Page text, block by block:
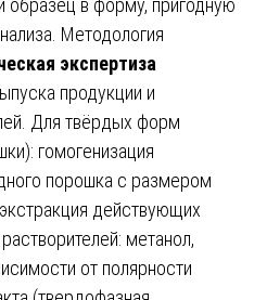
в форму, пригодную
Методология
экспертиза
продукции и
Для твёрдых форм
гомогенизация
порошка с размером
действующих
метанол,
от полярности